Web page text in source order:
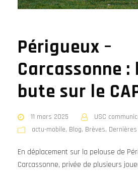
Périgueux –
Carcassonne :
bute sur le
11 mars 2025
USC
actu-mobile, Blog, Brèves,
En déplacement sur la pelouse de
Carcassonne, privée de plusieurs